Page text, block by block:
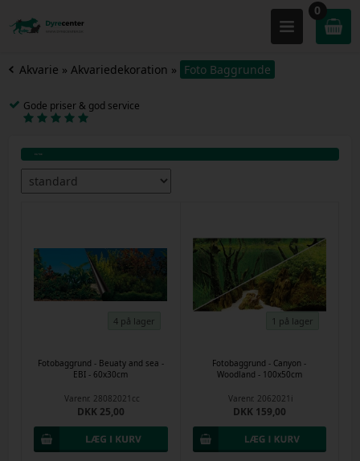
0
Akvarie »Akvariedekoration » Foto Baggrunde
Gode priser & god service
4 på lager
Fotobaggrund - Beuaty and sea -
EBI - 60x30cm
Varenr. 28082021cc
DKK 25,00
1 på lager
Fotobaggrund - Canyon -
Woodland - 100x50cm
Varenr. 2062021i
DKK 159,00